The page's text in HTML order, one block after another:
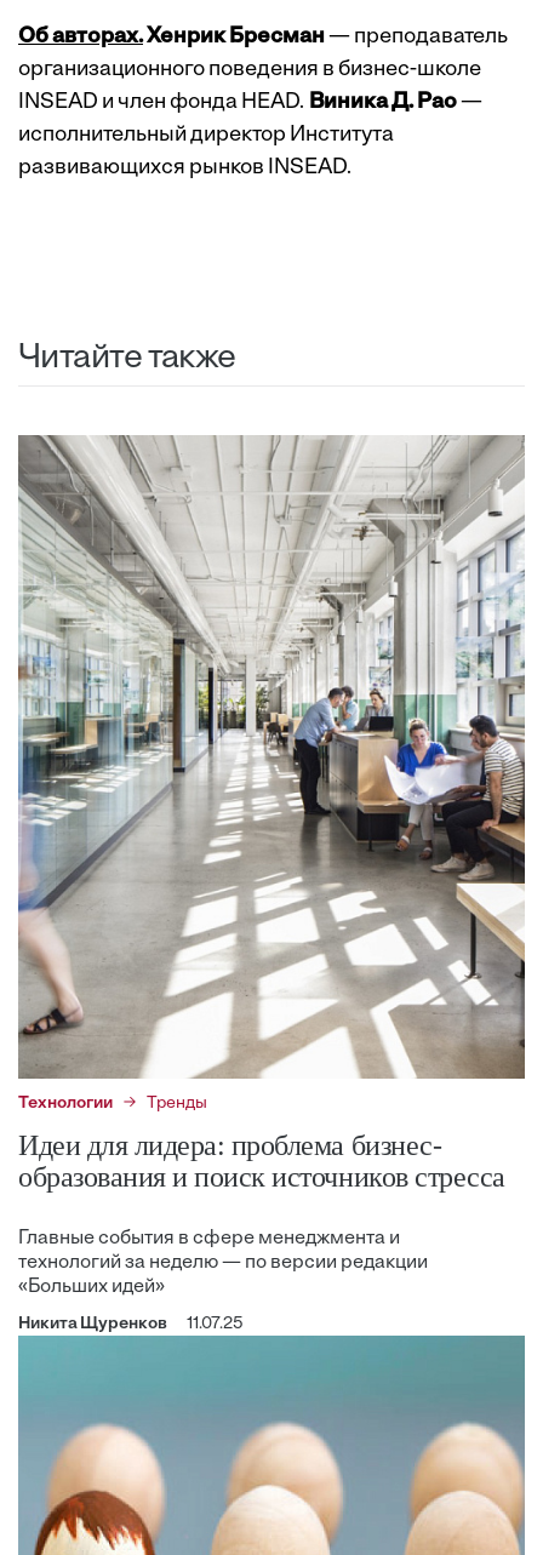
Об авторах.Хенрик Бресман— преподаватель
организационного поведения в бизнес-школе
INSEAD и член фонда HEAD. Виника Д. Рао—
исполнительный директор Института
развивающихся рынков INSEAD.
Читайте также
Технологии Тренды
Идеи для лидера: проблема бизнес-
образования и поиск источников стресса
Главные события в сфере менеджмента и
технологий за неделю — по версии редакции
«Больших идей»
Никита Щуренков 11.07.25